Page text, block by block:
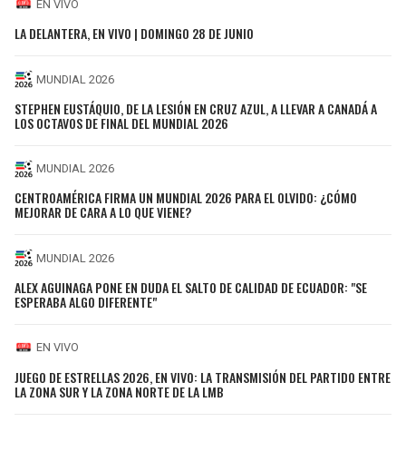
EN VIVO
LA DELANTERA, EN VIVO | DOMINGO 28 DE JUNIO
MUNDIAL 2026
STEPHEN EUSTÁQUIO, DE LA LESIÓN EN CRUZ AZUL, A LLEVAR A CANADÁ A
LOS OCTAVOS DE FINAL DEL MUNDIAL 2026
MUNDIAL 2026
CENTROAMÉRICA FIRMA UN MUNDIAL 2026 PARA EL OLVIDO: ¿CÓMO
MEJORAR DE CARA A LO QUE VIENE?
MUNDIAL 2026
ALEX AGUINAGA PONE EN DUDA EL SALTO DE CALIDAD DE ECUADOR: "SE
ESPERABA ALGO DIFERENTE"
EN VIVO
JUEGO DE ESTRELLAS 2026, EN VIVO: LA TRANSMISIÓN DEL PARTIDO ENTRE
LA ZONA SUR Y LA ZONA NORTE DE LA LMB